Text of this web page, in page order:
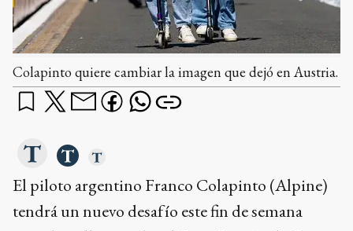
Colapinto quiere cambiar la imagen que dejó en Austria.
El piloto argentino Franco Colapinto (Alpine)
tendrá un nuevo desafío este fin de semana